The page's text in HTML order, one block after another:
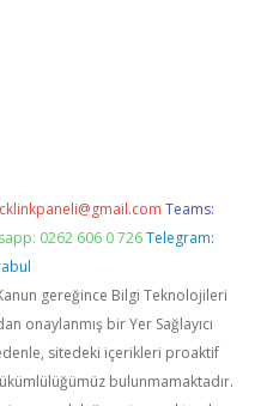
Teams:
0262 606 0 726 Telegram:
gereğince Bilgi Teknolojileri
onaylanmış bir Yer Sağlayıcı
sitedeki içerikleri proaktif
bulunmamaktadır.